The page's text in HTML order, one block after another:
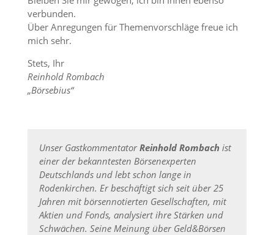
verbunden.
Über Anregungen für Themenvorschläge freue ich
mich sehr.
Stets, Ihr
Reinhold Rombach
„Börsebius“
Unser GastkommentatorReinhold Rombachist
einer der bekanntesten Börsenexperten
Deutschlands und lebt schon lange in
Rodenkirchen. Er beschäftigt sich seit über 25
Jahren mit börsennotierten Gesellschaften, mit
Aktien und Fonds, analysiert ihre Stärken und
Schwächen. Seine Meinung über Geld&Börsen